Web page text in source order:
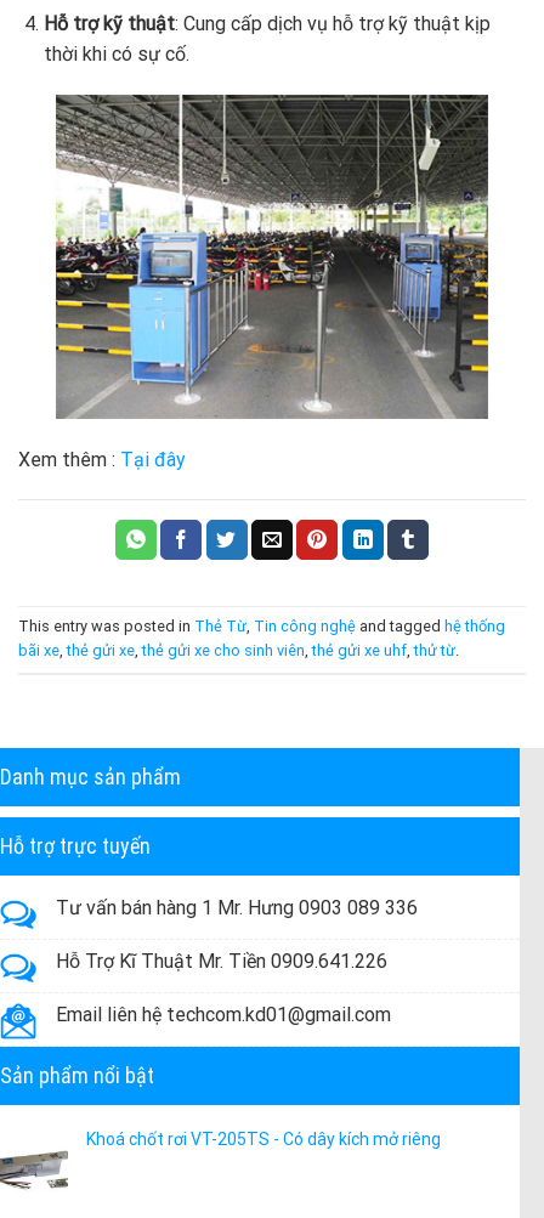
Danh mục sản phẩm
Hỗ trợ trực tuyến
Tư vấn bán hàng 1 Mr. Hưng 0903 089 336
Hỗ Trợ Kĩ Thuật Mr. Tiền 0909.641.226
Email liên hệ techcom.kd01@gmail.com
Sản phẩm nổi bật
Khoá chốt rơi VT-205TS - Có dây kích mở riêng
Hỗ trợ kỹ thuật: Cung cấp dịch vụ hỗ trợ kỹ thuật kịp
thời khi có sự cố.
Xem thêm : Tại đây
This entry was posted in Thẻ Từ Tin công nghệ and tagged hệ thống
bãi xe ,thẻ gửi xe ,thẻ gửi xe cho sinh viên ,thẻ gửi xe uhf ,thử từ